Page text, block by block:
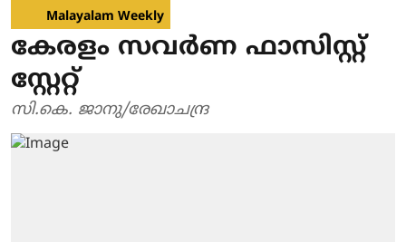
Malayalam Weekly
കേരളം സവർണ ഫാസിസ്റ്റ്
സ്റ്റേറ്റ്
സി.കെ. ജാനു/രേഖാചന്ദ്ര